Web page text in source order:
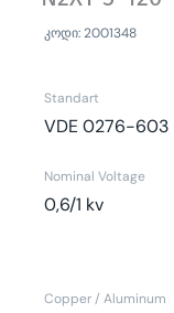
კოდი: 2001348
Standart
VDE 0276-603
Nominal Voltage
0,6/1 kv
Copper / Aluminum